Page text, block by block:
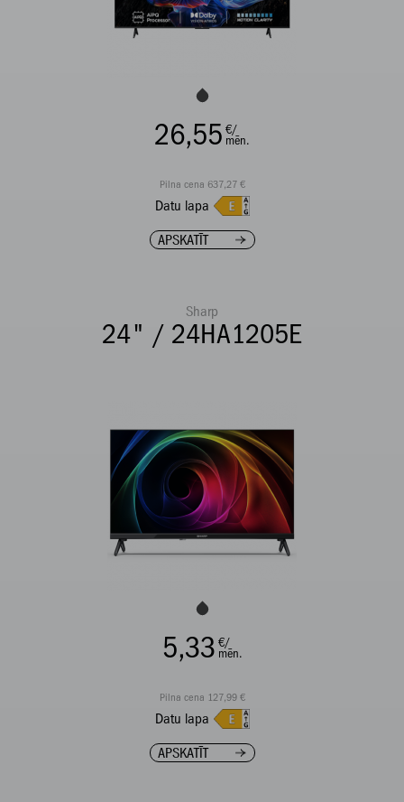
26,55 €/
mēn.
Pilna cena 637,27 €
Datu lapa
APSKATĪT
Sharp
24" / 24HA1205E
5,33 €/
mēn.
Pilna cena 127,99 €
Datu lapa
APSKATĪT